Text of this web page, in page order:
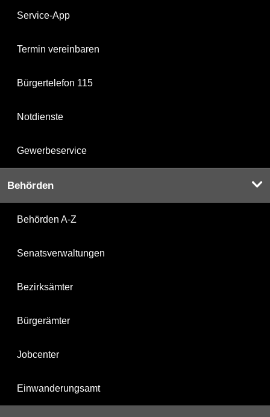
Service-App
Termin vereinbaren
Bürgertelefon 115
Notdienste
Gewerbeservice
Behörden
Behörden A-Z
Senatsverwaltungen
Bezirksämter
Bürgerämter
Jobcenter
Einwanderungsamt